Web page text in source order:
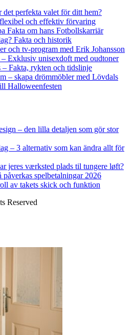
det perfekta valet för ditt hem?
och effektiv förvaring
Fakta om hans Fotbollskarriär
Fakta och historik
och tv-program med Erik Johansson
Exklusiv unisexdoft med oudtoner
– Fakta, rykten och tidslinje
– skapa drömmöbler med Lövdals
Halloweenfesten
– den lilla detaljen som gör stor
– 3 alternativ som kan ändra allt för
jeres værksted plads til tungere løft?
påverkas spelbetalningar 2026
av takets skick och funktion
Reserved